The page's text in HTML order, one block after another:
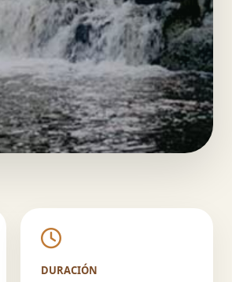
DURACIÓN